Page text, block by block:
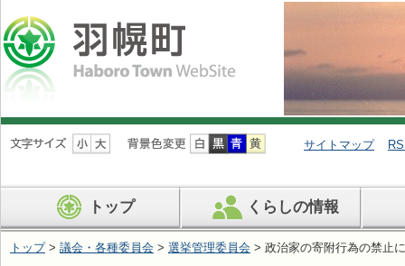
ナ
ビ
ン
を
サイトマップ
トップ くらしの情報
トップ> 議会・各種委員会 > 選挙管理委員会 > 政治家の寄附行為の禁止